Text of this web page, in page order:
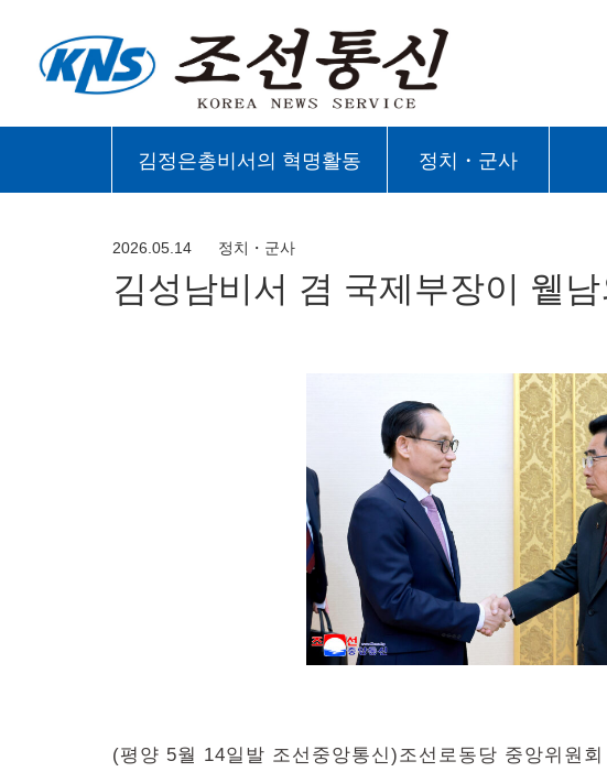
김정은총비서의 혁명활동 정치・군사
2026.05.14 정치・군사
김성남비서 겸 국제부장이 윁
(평양 5월 14일발 조선중앙통신)조선로동당 중앙위원